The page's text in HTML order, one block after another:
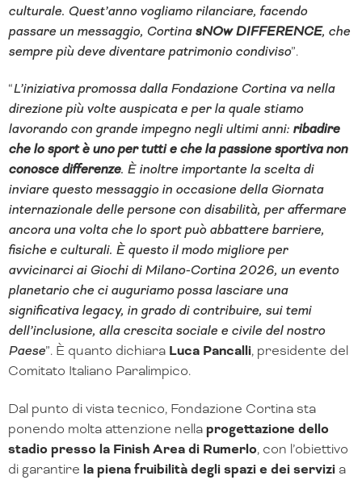
culturale. Quest’anno vogliamo rilanciare, facendo
passare un messaggio, CortinasNOw DIFFERENCE, che
sempre più deve diventare patrimonio condiviso”.
“L’iniziativa promossa dalla Fondazione Cortina va nella
direzione più volte auspicata e per la quale stiamo
lavorando con grande impegno negli ultimi anni: ribadire
che lo sport è uno per tutti e che la passione sportiva non
conosce differenze. È inoltre importante la scelta di
inviare questo messaggio in occasione della Giornata
internazionale delle persone con disabilità, per affermare
ancora una volta che lo sport può abbattere barriere,
fisiche e culturali. È questo il modo migliore per
avvicinarci ai Giochi di Milano-Cortina 2026, un evento
planetario che ci auguriamo possa lasciare una
significativa legacy, in grado di contribuire, sui temi
dell’inclusione, alla crescita sociale e civile del nostro
Paese”. È quanto dichiara Luca Pancalli, presidente del
Comitato Italiano Paralimpico.
Dal punto di vista tecnico, Fondazione Cortina sta
ponendo molta attenzione nellaprogettazione dello
stadio presso la Finish Area di Rumerlo, con l’obiettivo
di garantire la piena fruibilità degli spazi e dei servizi a